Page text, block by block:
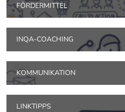
FÖRDERMITTEL
INQA-COACHING
KOMMUNIKATION
LINKTIPPS